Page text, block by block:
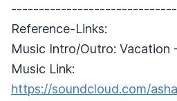
Reference-Links:
Music Intro/Outro: Vacation
Music Link:
https://soundcloud.com/